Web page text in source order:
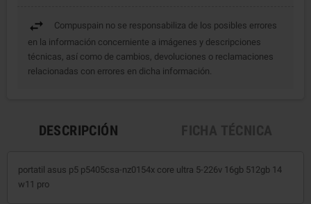
Compuspain no se responsabiliza de los posibles errores
en la información concerniente a imágenes y descripciones
técnicas, así como de cambios, devoluciones o reclamaciones
relacionadas con errores en dicha información.
DESCRIPCIÓN
portatil asus p5 p5405csa-nz0154x core ultra 5-226v 16gb 512gb 14
w11 pro